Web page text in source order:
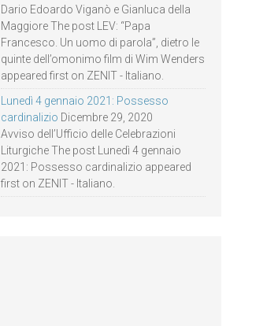
Dario Edoardo Viganò e Gianluca della
Maggiore The post LEV: “Papa
Francesco. Un uomo di parola”, dietro le
quinte dell’omonimo film di Wim Wenders
appeared first on ZENIT - Italiano.
Lunedì 4 gennaio 2021: Possesso
cardinalizio Dicembre 29, 2020
Avviso dell’Ufficio delle Celebrazioni
Liturgiche The post Lunedì 4 gennaio
2021: Possesso cardinalizio appeared
first on ZENIT - Italiano.